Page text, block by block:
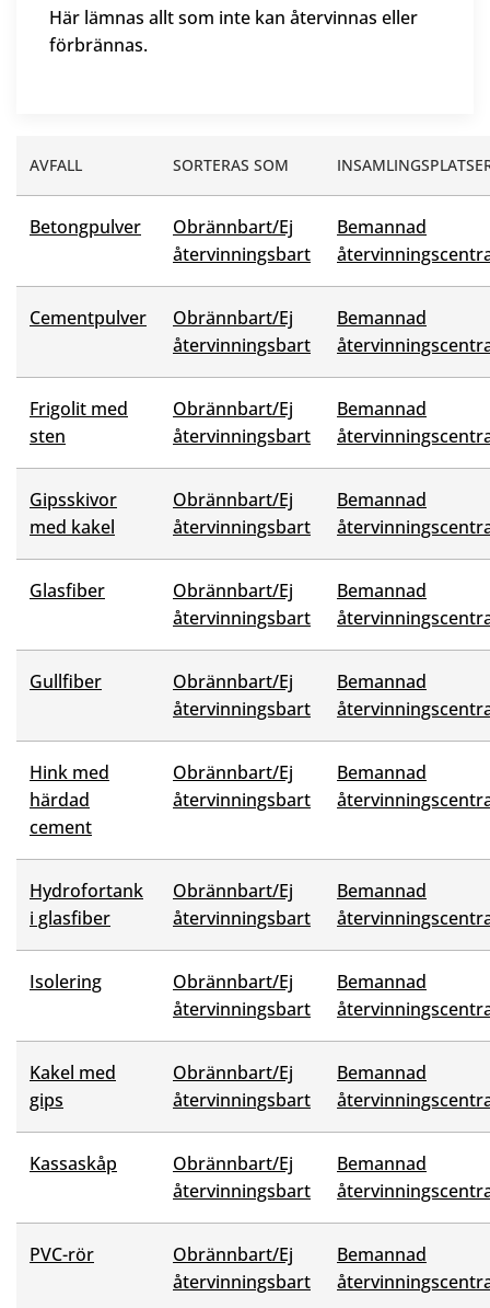
Här lämnas allt som inte kan återvinnas eller
förbrännas.
AVFALL SORTERAS SOM
Betongpulver
Obrännbart/Ej
återvinningsbart
Bemannad
Cementpulver
Obrännbart/Ej
återvinningsbart
Bemannad
Frigolit med
sten
Obrännbart/Ej
återvinningsbart
Bemannad
Gipsskivor
med kakel
Obrännbart/Ej
återvinningsbart
Bemannad
Glasfiber
Obrännbart/Ej
återvinningsbart
Bemannad
Gullfiber
Obrännbart/Ej
återvinningsbart
Bemannad
Hink med
härdad
cement
Obrännbart/Ej
återvinningsbart
Bemannad
Hydrofortank
i glasfiber
Obrännbart/Ej
återvinningsbart
Bemannad
Isolering
Obrännbart/Ej
återvinningsbart
Bemannad
Kakel med
gips
Obrännbart/Ej
återvinningsbart
Bemannad
Kassaskåp
Obrännbart/Ej
återvinningsbart
Bemannad
PVC-rör
Obrännbart/Ej
återvinningsbart
Bemannad